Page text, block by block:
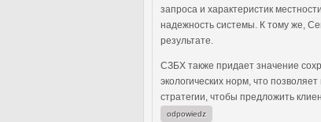
запроса и характеристик
надежность системы. К тому же,
результате.
СЗБХ также придает значение
экологических норм, что
стратегии, чтобы предложить
odpowiedz